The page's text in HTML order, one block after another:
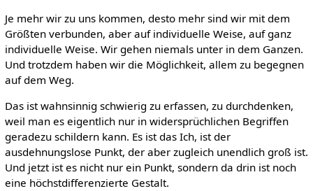
Je mehr wir zu uns kommen, desto mehr sind wir mit dem
Größten verbunden, aber auf individuelle Weise, auf ganz
individuelle Weise. Wir gehen niemals unter in dem Ganzen.
Und trotzdem haben wir die Möglichkeit, allem zu begegnen
auf dem Weg.
Das ist wahnsinnig schwierig zu erfassen, zu durchdenken,
weil man es eigentlich nur in widersprüchlichen Begriffen
geradezu schildern kann. Es ist das Ich, ist der
ausdehnungslose Punkt, der aber zugleich unendlich groß ist.
Und jetzt ist es nicht nur ein Punkt, sondern da drin ist noch
eine höchstdifferenzierte Gestalt.